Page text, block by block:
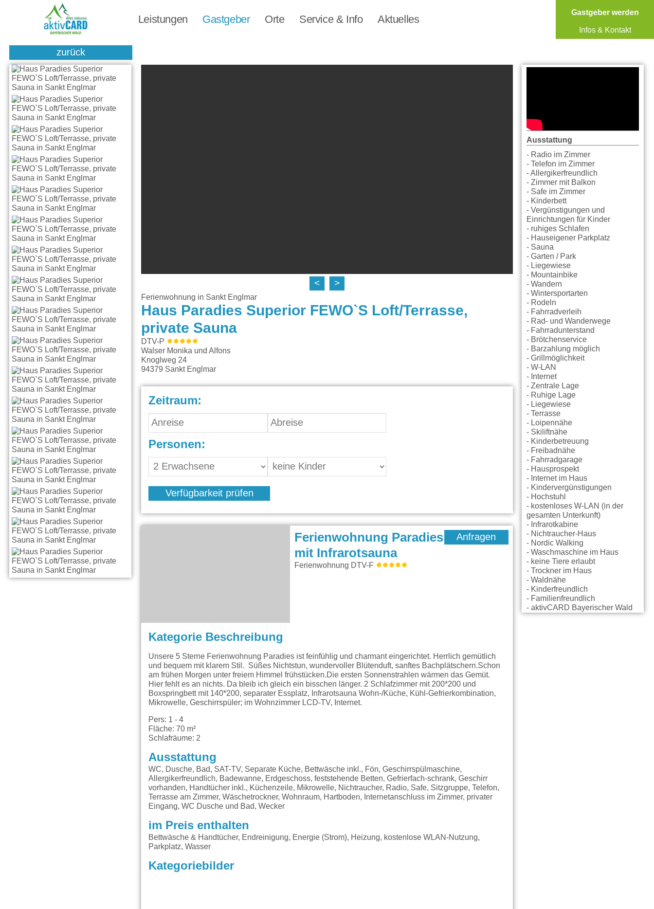
Leistungen Gastgeber Orte Service & Info Aktuelles
Gastgeber werden
Infos & Kontakt
zurück
< >
Ferienwohnung in Sankt Englmar
Haus Paradies Superior FEWO`S Loft/Terrasse,
private Sauna
DTV-P
Walser Monika und Alfons
Knoglweg 24
94379 Sankt Englmar
Zeitraum:
Personen:
Verfügbarkeit prüfen
Ferienwohnung Paradies
mit Infrarotsauna
Ferienwohnung DTV-F
Anfragen
Kategorie Beschreibung
Unsere 5 Sterne Ferienwohnung Paradies ist feinfühlig und charmant eingerichtet. Herrlich gemütlich
und bequem mit klarem Stil. Süßes Nichtstun, wundervoller Blütenduft, sanftes Bachplätschern.Schon
am frühen Morgen unter freiem Himmel frühstücken.Die ersten Sonnenstrahlen wärmen das Gemüt.
Hier fehlt es an nichts. Da bleib ich gleich ein bisschen länger. 2 Schlafzimmer mit 200*200 und
Boxspringbett mit 140*200, separater Essplatz, Infrarotsauna Wohn-/Küche, Kühl-Gefrierkombination,
Mikrowelle, Geschirrspüler; im Wohnzimmer LCD-TV, Internet.
Pers: 1 - 4
Fläche: 70 m²
Schlafräume: 2
Ausstattung
WC, Dusche, Bad, SAT-TV, Separate Küche, Bettwäsche inkl., Fön, Geschirrspülmaschine,
Allergikerfreundlich, Badewanne, Erdgeschoss, feststehende Betten, Gefrierfach-schrank, Geschirr
vorhanden, Handtücher inkl., Küchenzeile, Mikrowelle, Nichtraucher, Radio, Safe, Sitzgruppe, Telefon,
Terrasse am Zimmer, Wäschetrockner, Wohnraum, Hartboden, Internetanschluss im Zimmer, privater
Eingang, WC Dusche und Bad, Wecker
im Preis enthalten
Bettwäsche & Handtücher, Endreinigung, Energie (Strom), Heizung, kostenlose WLAN-Nutzung,
Parkplatz, Wasser
Kategoriebilder
Ausstattung
- Radio im Zimmer
- Telefon im Zimmer
- Allergikerfreundlich
- Zimmer mit Balkon
- Safe im Zimmer
- Kinderbett
- Vergünstigungen und
Einrichtungen für Kinder
- ruhiges Schlafen
- Hauseigener Parkplatz
- Sauna
- Garten / Park
- Liegewiese
- Mountainbike
- Wandern
- Wintersportarten
- Rodeln
- Fahrradverleih
- Rad- und Wanderwege
- Fahrradunterstand
- Brötchenservice
- Barzahlung möglich
- Grillmöglichkeit
- W-LAN
- Internet
- Zentrale Lage
- Ruhige Lage
- Liegewiese
- Terrasse
- Loipennähe
- Skiliftnähe
- Kinderbetreuung
- Freibadnähe
- Fahrradgarage
- Hausprospekt
- Internet im Haus
- Kindervergünstigungen
- Hochstuhl
- kostenloses W-LAN (in der
gesamten Unterkunft)
- Infrarotkabine
- Nichtraucher-Haus
- Nordic Walking
- Waschmaschine im Haus
- keine Tiere erlaubt
- Trockner im Haus
- Waldnähe
- Kinderfreundlich
- Familienfreundlich
- aktivCARD Bayerischer Wald